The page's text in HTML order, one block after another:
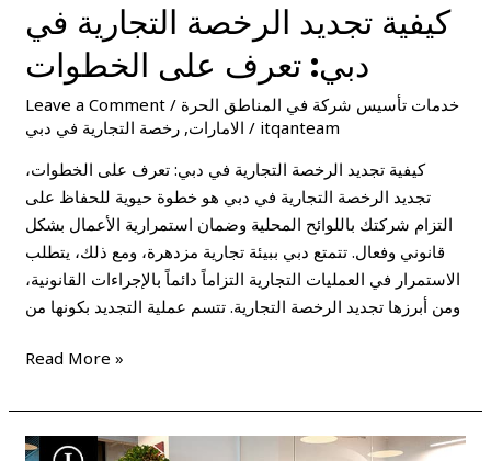
كيفية تجديد الرخصة التجارية في
دبي: تعرف على الخطوات
Leave a Comment / خدمات تأسيس شركة في المناطق الحرة
الامارات, رخصة التجارية في دبي / itqanteam
كيفية تجديد الرخصة التجارية في دبي: تعرف على الخطوات،
تجديد الرخصة التجارية في دبي هو خطوة حيوية للحفاظ على
التزام شركتك باللوائح المحلية وضمان استمرارية الأعمال بشكل
قانوني وفعال. تتمتع دبي ببيئة تجارية مزدهرة، ومع ذلك، يتطلب
الاستمرار في العمليات التجارية التزاماً دائماً بالإجراءات القانونية،
ومن أبرزها تجديد الرخصة التجارية. تتسم عملية التجديد بكونها من
Read More »
أنواع